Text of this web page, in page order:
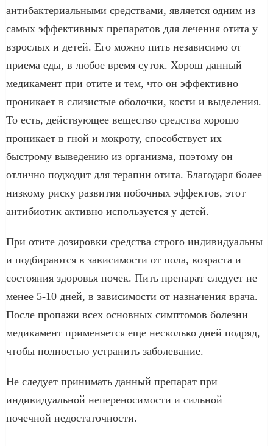
антибактериальными средствами, является одним из
самых эффективных препаратов для лечения отита у
взрослых и детей. Его можно пить независимо от
приема еды, в любое время суток. Хорош данный
медикамент при отите и тем, что он эффективно
проникает в слизистые оболочки, кости и выделения.
То есть, действующее вещество средства хорошо
проникает в гной и мокроту, способствует их
быстрому выведению из организма, поэтому он
отлично подходит для терапии отита. Благодаря более
низкому риску развития побочных эффектов, этот
антибиотик активно используется у детей.
При отите дозировки средства строго индивидуальны
и подбираются в зависимости от пола, возраста и
состояния здоровья почек. Пить препарат следует не
менее 5-10 дней, в зависимости от назначения врача.
После пропажи всех основных симптомов болезни
медикамент применяется еще несколько дней подряд,
чтобы полностью устранить заболевание.
Не следует принимать данный препарат при
индивидуальной непереносимости и сильной
почечной недостаточности.